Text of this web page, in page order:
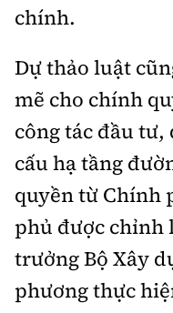
chính.
Dự thảo luật
mẽ cho chính
công tác đầu
cấu hạ tầng
quyền từ Chính
phủ được chỉnh
trưởng Bộ Xây
phương thực